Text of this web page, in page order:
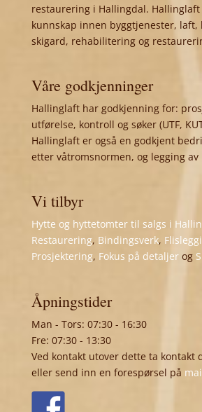
restaurering i Hallingdal. Hallinglaft
kunnskap innen byggtjenester, laft,
skigard, rehabilitering og
Våre godkjenninger
Hallinglaft har godkjenning for:
utførelse, kontroll og søker (UTF,
Hallinglaft er også en godkjent
etter våtromsnormen, og legging av
Vi tilbyr
Hytte og hyttetomter til salgs i
Restaurering, Bindingsverk,
Prosjektering, Fokus på detaljerog
Åpningstider
Man - Tors: 07:30 - 16:30
Fre: 07:30 - 13:30
Ved kontakt utover dette ta kontakt
eller send inn en forespørsel på